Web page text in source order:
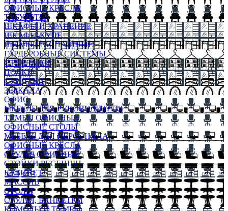
ОФИСНЫЕ КРЕСЛА
ТАБУРЕТЫ
ШКАФЫ И ХРАНЕНИЕ
ШКАФЫ-КУПЕ
ШКАФЫ-РАСПАШНЫЕ
ГАРДЕРОБНЫЕ СИСТЕМЫ
СТЕЛЛАЖИ
ПОЛКИ
СУНДУКИ
ЗЕРКАЛА
ОФИС
МЕБЕЛЬ ДЛЯ РУКОВОДИТЕЛЯ
ТУМБЫ ОФИСНЫЕ
ОФИСНЫЕ СТОЛЫ
МЕБЕЛЬ ДЛЯ ПЕРСОНАЛА
ОФИСНЫЕ КРЕСЛА
СТУЛЬЯ ОФИСНЫЕ
СТОЙКИ РЕСЕПШН
КАБИНЕТ
МАССИВ
СТОЛЫ
СТУЛЬЯ, БАНКЕТКИ